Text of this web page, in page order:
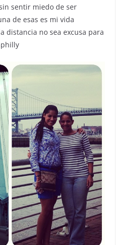
sentir miedo de ser
de esas es mi vida
distancia no sea excusa para